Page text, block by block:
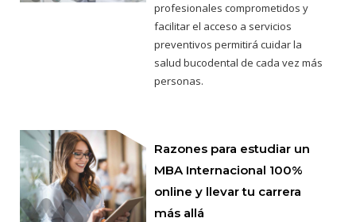
profesionales comprometidos y
facilitar el acceso a servicios
preventivos permitirá cuidar la
salud bucodental de cada vez más
personas.
Razones para estudiar un
MBA Internacional 100%
online y llevar tu carrera
más allá